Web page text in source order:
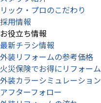
リック・プロのこだわり
採用情報
お役立ち情報
最新チラシ情報
外装リフォームの参考価格
火災保険でお得にリフォーム
外装カラーシミュレーション
アフターフォロー